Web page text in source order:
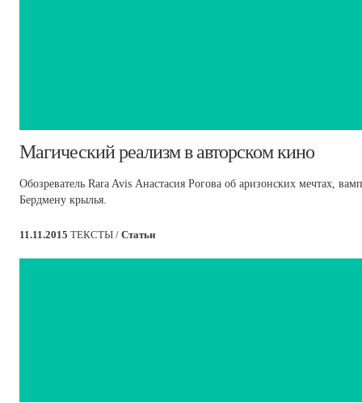
​Магический реализм в авторском кино
Обозреватель Rara Avis Анастасия Рогова об аризонских мечтах,
Бердмену крылья.
11.11.2015 ТЕКСТЫ / Статьи